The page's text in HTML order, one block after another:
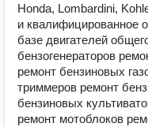
Honda, Lombardini,
и квалифицированное
базе двигателей
бензогенераторов
ремонт бензиновых
триммеров ремонт
бензиновых
ремонт мотоблоков